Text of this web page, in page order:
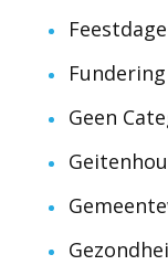
Fundering
Geen